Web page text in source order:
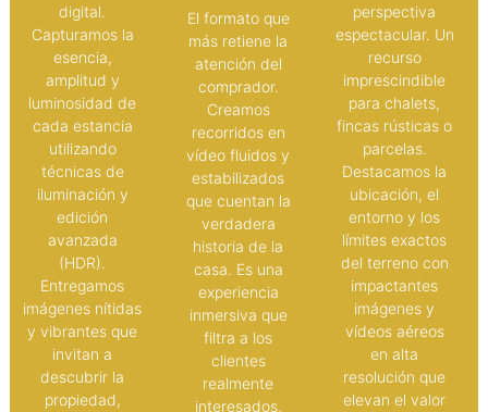
digital.
Capturamos la
esencia,
amplitud y
luminosidad de
cada estancia
utilizando
técnicas de
iluminación y
edición
avanzada
(HDR).
Entregamos
imágenes nítidas
y vibrantes que
invitan a
descubrir la
propiedad,
El formato que
más retiene la
atención del
comprador.
Creamos
recorridos en
vídeo fluidos y
estabilizados
que cuentan la
verdadera
historia de la
casa. Es una
experiencia
inmersiva que
filtra a los
clientes
realmente
interesados,
perspectiva
espectacular. Un
recurso
imprescindible
para chalets,
fincas rústicas o
parcelas.
Destacamos la
ubicación, el
entorno y los
límites exactos
del terreno con
impactantes
imágenes y
vídeos aéreos
en alta
resolución que
elevan el valor